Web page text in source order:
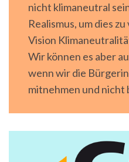
nicht klimaneutral
Realismus, um dies
Vision
Wir können es aber
wenn wir die
mitnehmen und nicht